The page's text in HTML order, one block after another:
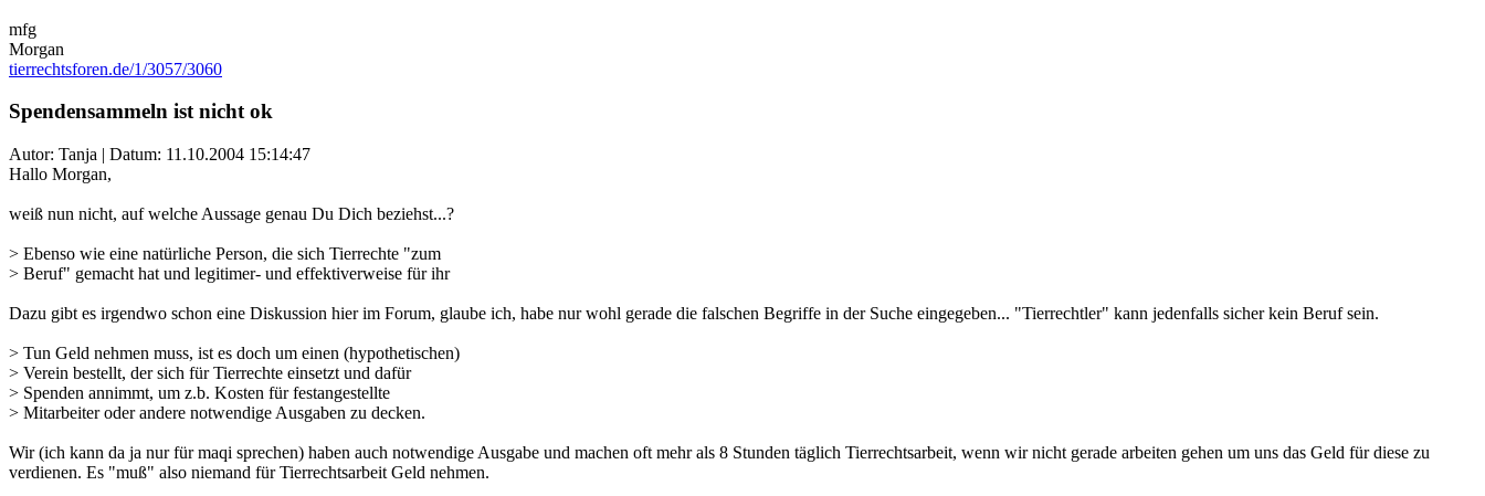
mfg
Morgan
tierrechtsforen.de/1/3057/3060
Spendensammeln ist nicht ok
Autor: Tanja | Datum: 11.10.2004 15:14:47
Hallo Morgan,
weiß nun nicht, auf welche Aussage genau Du Dich beziehst...?
> Ebenso wie eine natürliche Person, die sich Tierrechte "zum
> Beruf" gemacht hat und legitimer- und effektiverweise für ihr
Dazu gibt es irgendwo schon eine Diskussion hier im Forum, glaube ich, habe nur wohl gerade die falschen Begriffe in der Suche eingegeben... "Tierrechtler" kann jedenfalls sicher kein Beruf sein.
> Tun Geld nehmen muss, ist es doch um einen (hypothetischen)
> Verein bestellt, der sich für Tierrechte einsetzt und dafür
> Spenden annimmt, um z.b. Kosten für festangestellte
> Mitarbeiter oder andere notwendige Ausgaben zu decken.
Wir (ich kann da ja nur für maqi sprechen) haben auch notwendige Ausgabe und machen oft mehr als 8 Stunden täglich Tierrechtsarbeit, wenn wir nicht gerade arbeiten gehen um uns das Geld für diese zu
verdienen. Es "muß" also niemand für Tierrechtsarbeit Geld nehmen.